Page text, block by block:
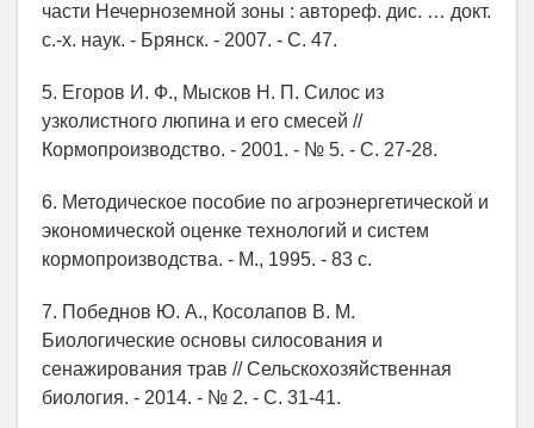
части Нечерноземной зоны : автореф. дис. … докт.
с.-х. наук. - Брянск. - 2007. - С. 47.
5. Егоров И. Ф., Мысков Н. П. Силос из
узколистного люпина и его смесей //
Кормопроизводство. - 2001. - № 5. - С. 27-28.
6. Методическое пособие по агроэнергетической и
экономической оценке технологий и систем
кормопроизводства. - М., 1995. - 83 с.
7. Победнов Ю. А., Косолапов В. М.
Биологические основы силосования и
сенажирования трав // Сельскохозяйственная
биология. - 2014. - № 2. - С. 31-41.